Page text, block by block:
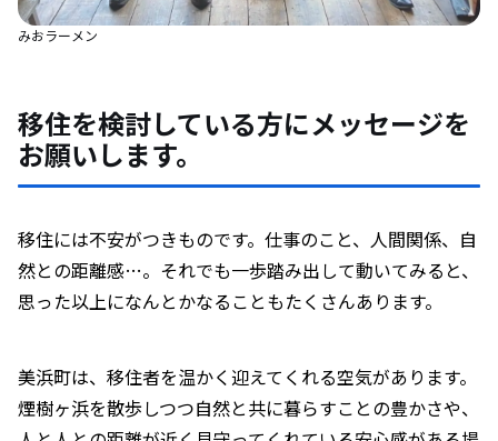
みおラーメン
移住を検討している方にメッセージを
お願いします。
移住には不安がつきものです。仕事のこと、人間関係、自
然との距離感…。それでも一歩踏み出して動いてみると、
思った以上になんとかなることもたくさんあります。
美浜町は、移住者を温かく迎えてくれる空気があります。
煙樹ヶ浜を散歩しつつ自然と共に暮らすことの豊かさや、